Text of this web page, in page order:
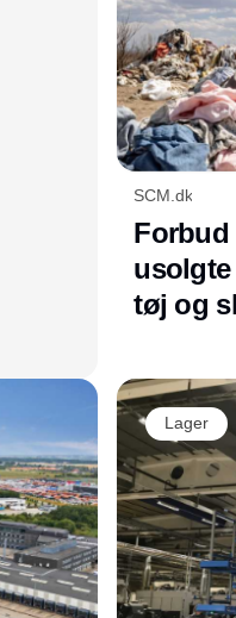
and
distance
SCM.dk
Forbud
tøj og
Lager